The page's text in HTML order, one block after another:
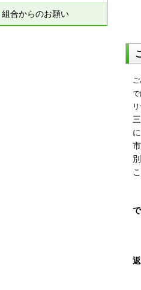
組合からのお願い